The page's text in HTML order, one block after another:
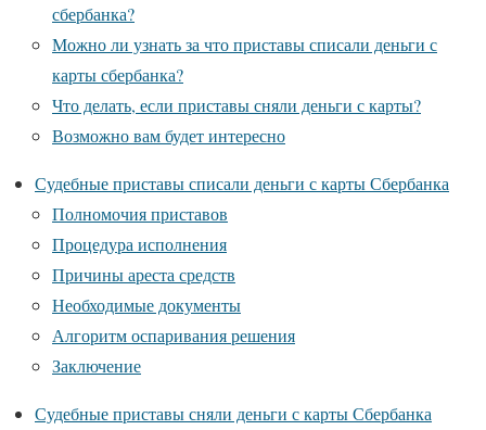
сбербанка?
Можно ли узнать за что приставы списали деньги с
карты сбербанка?
Что делать, если приставы сняли деньги с карты?
Возможно вам будет интересно
Судебные приставы списали деньги с карты Сбербанка
Полномочия приставов
Процедура исполнения
Причины ареста средств
Необходимые документы
Алгоритм оспаривания решения
Заключение
Судебные приставы сняли деньги с карты Сбербанка